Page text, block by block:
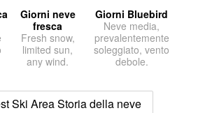
Giorni neve
fresca
Fresh snow,
limited sun,
any wind.
Giorni Bluebird
Neve media,
prevalentemente
soleggiato, vento
debole.
Ski Area Storia della neve